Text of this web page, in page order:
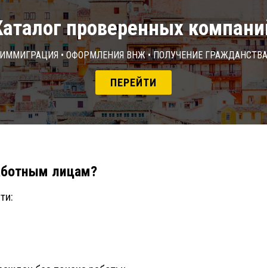
проверенных
Иммиграция • Оформления ВНЖ • Получение гражданства
ПЕРЕЙТИ
лицам?